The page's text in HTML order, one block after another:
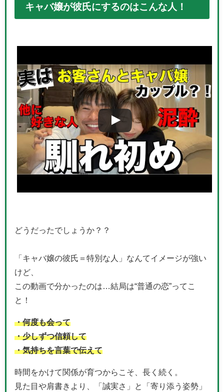
キャバ嬢が彼氏にするのはこんな人！
どうだったでしょうか？？
「キャバ嬢の彼氏＝特別な人」なんてイメージが強い
けど、
この動画で分かったのは…結局は“普通の恋”ってこ
と！
・何度も会って
・少しずつ信頼して
・気持ちを言葉で伝えて
時間をかけて関係が育つからこそ、長く続く。
見た目や肩書きより、「誠実さ」と「寄り添う姿勢」